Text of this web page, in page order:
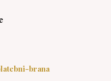
brana